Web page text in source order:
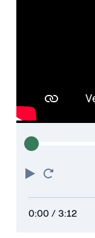
Play
0:00/ 3:12